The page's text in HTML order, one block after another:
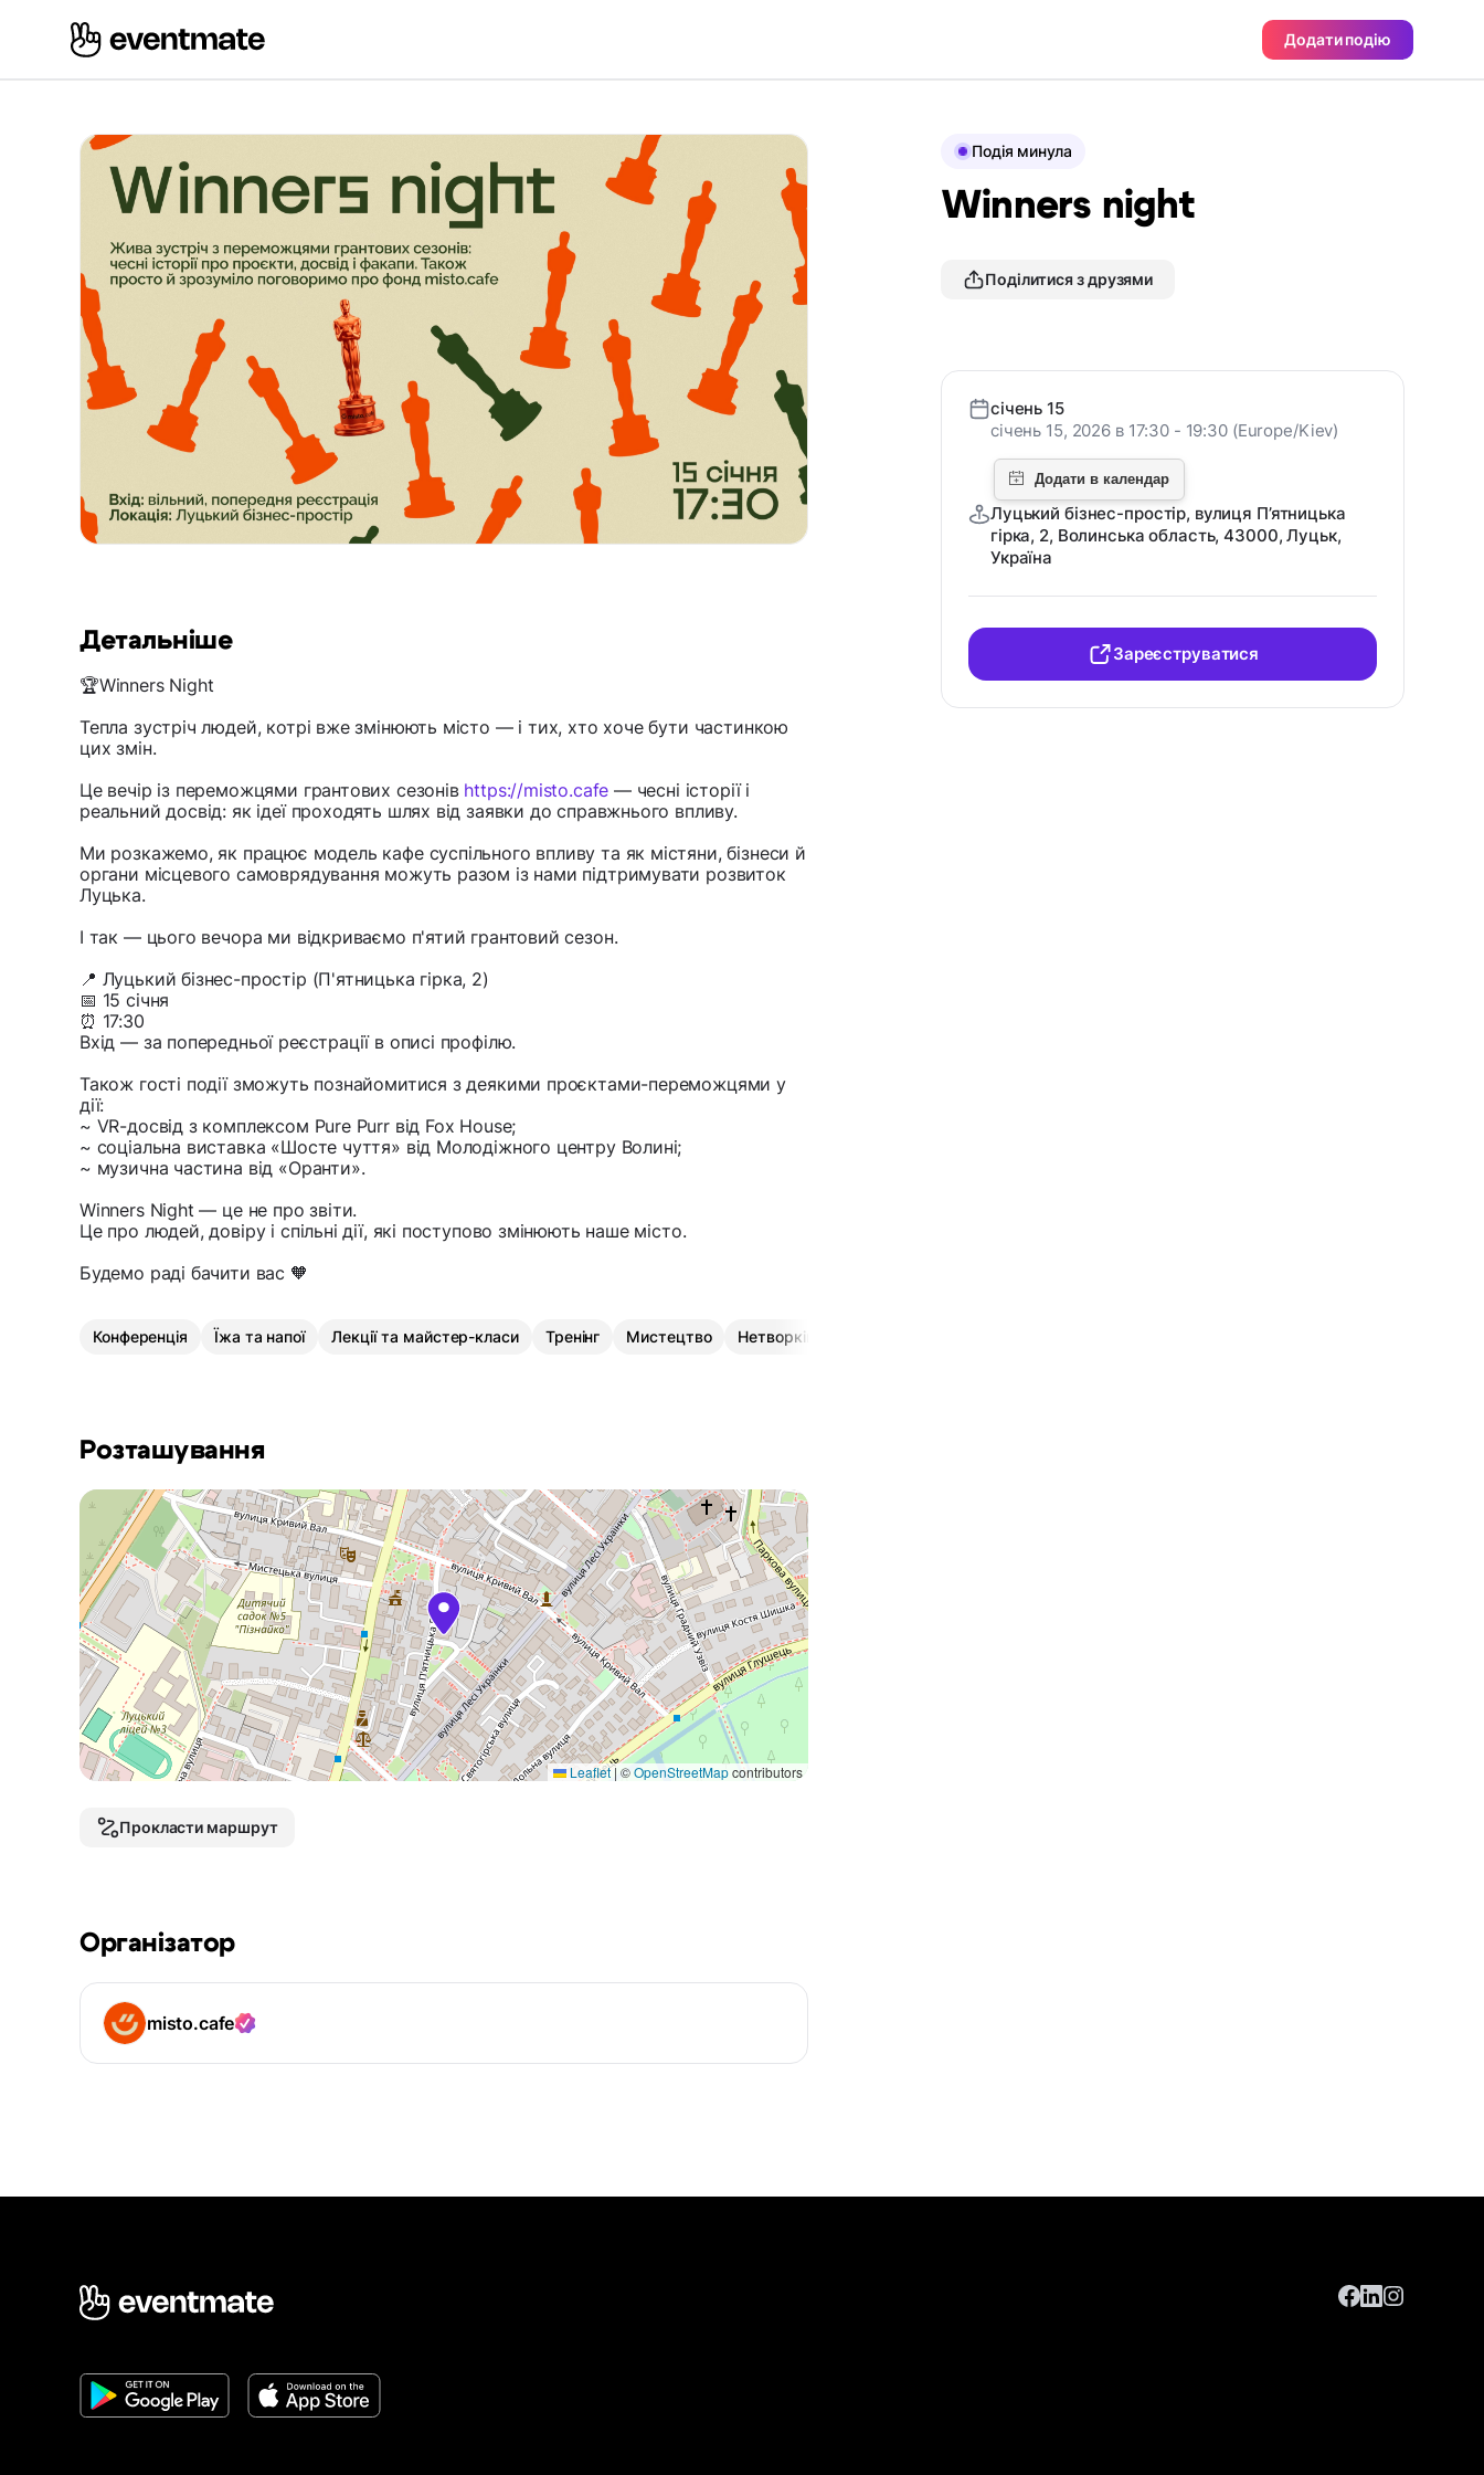
Додати подію
Детальніше
🏆Winners Night
Тепла зустріч людей, котрі вже змінюють місто — і тих, хто хоче бути частинкою
цих змін.
Це вечір із переможцями грантових сезонів https://misto.cafe — чесні історії і
реальний досвід: як ідеї проходять шлях від заявки до справжнього впливу.
Ми розкажемо, як працює модель кафе суспільного впливу та як містяни, бізнеси й
органи місцевого самоврядування можуть разом із нами підтримувати розвиток
Луцька.
І так — цього вечора ми відкриваємо п'ятий грантовий сезон.
📍 Луцький бізнес-простір (П'ятницька гірка, 2)
📅 15 січня
⏰ 17:30
Вхід — за попередньої реєстрації в описі профілю.
Також гості події зможуть познайомитися з деякими проєктами-переможцями у
дії:
~ VR-досвід з комплексом Pure Purr від Fox House;
~ соціальна виставка «Шосте чуття» від Молодіжного центру Волині;
~ музична частина від «Оранти».
Winners Night — це не про звіти.
Це про людей, довіру і спільні дії, які поступово змінюють наше місто.
Будемо раді бачити вас 🧡
Конференція Їжа та напої Лекції та майстер-класи Тренінг Мистецтво Нетворкінг
Розташування
Leaflet| ©OpenStreetMapcontributors
Прокласти маршрут
Організатор
misto.cafe
Подія минула
Winners night
Поділитися з друзями
січень 15
січень 15, 2026 в 17:30 - 19:30 (Europe/Kiev)
Луцький бізнес-простір, вулиця П’ятницька
гірка, 2, Волинська область, 43000, Луцьк,
Україна
Зареєструватися